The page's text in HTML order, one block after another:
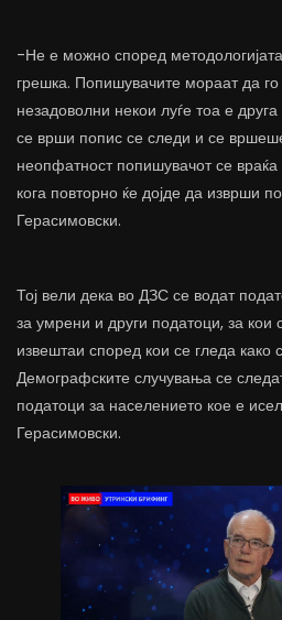
-Не е можно според
грешка. Попишувачите мораат да
незадоволни некои луѓе тоа е
се врши попис се следи и се
неопфатност попишувачот се
кога повторно ќе дојде да изврши
Герасимовски.
Тој вели дека во ДЗС се водат
за умрени и други податоци, за кои
извештаи според кои се гледа како
Демографските случувања се
податоци за населението кое е
Герасимовски.